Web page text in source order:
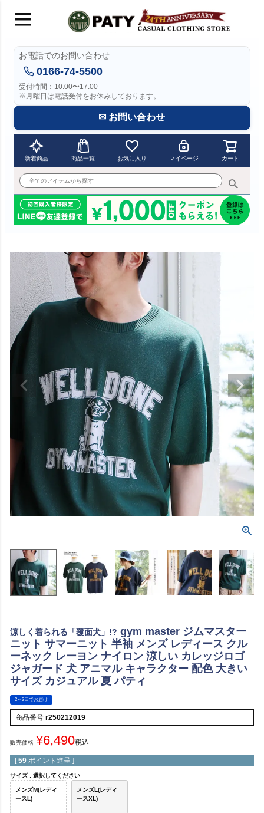
お電話でのお問い合わせ
0166-74-5500
受付時間：10:00〜17:00
※月曜日は電話受付をお休みしております。
✉ お問い合わせ
新着商品 商品一覧 お気に入り マイページ カート
涼しく着られる「覆面犬」!? gym master ジムマスター
ニット サマーニット 半袖 メンズ レディース クル
ーネック レーヨン ナイロン 涼しい カレッジロゴ
ジャガード 犬 アニマル キャラクター 配色 大きい
サイズ カジュアル 夏 パティ
2～3日でお届け
商品番号 r250212019
販売価格 ¥6,490税込
[ 59 ポイント進呈 ]
サイズ 選択してください
メンズM(レディ
ースL)
メンズL(レディ
ースXL)